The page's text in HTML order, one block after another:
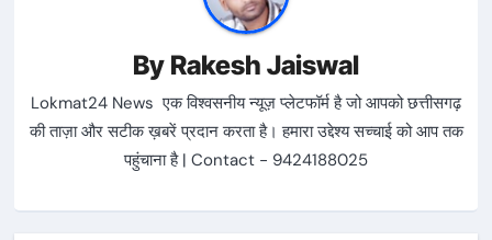
By Rakesh Jaiswal
Lokmat24 News एक विश्वसनीय न्यूज़ प्लेटफॉर्म है जो आपको छत्तीसगढ़
की ताज़ा और सटीक ख़बरें प्रदान करता है। हमारा उद्देश्य सच्चाई को आप तक
पहुंचाना है | Contact - 9424188025